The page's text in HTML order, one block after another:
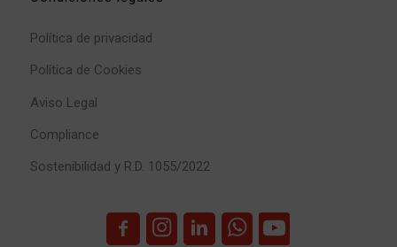
Política de privacidad
Política de Cookies
Aviso Legal
Compliance
Sostenibilidad y R.D. 1055/2022